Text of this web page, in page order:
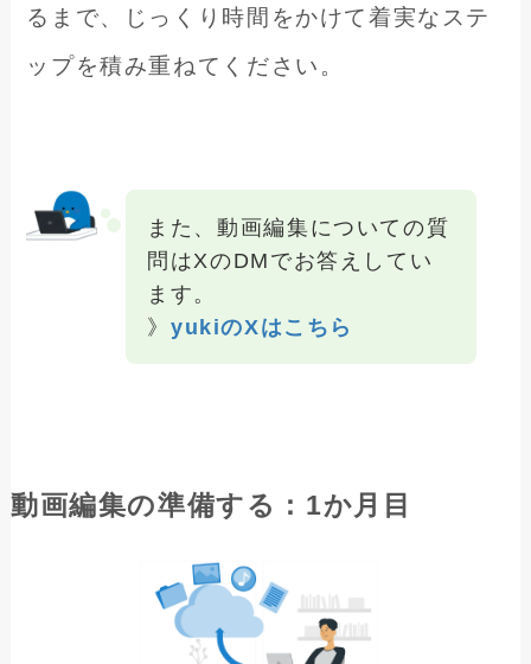
るまで、じっくり時間をかけて着実なステ
ップを積み重ねてください。
また、動画編集についての質
問はXのDMでお答えしてい
ます。
》 yukiのXはこちら
動画編集の準備する：1か月目